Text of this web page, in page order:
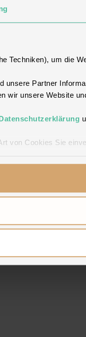
Techniken), um die
unsere Partner
wir unsere Website
von Cookies Sie